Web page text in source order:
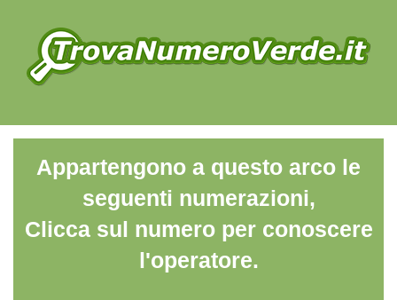
Appartengono a questo arco le
seguenti numerazioni,
Clicca sul numero per conoscere
l'operatore.